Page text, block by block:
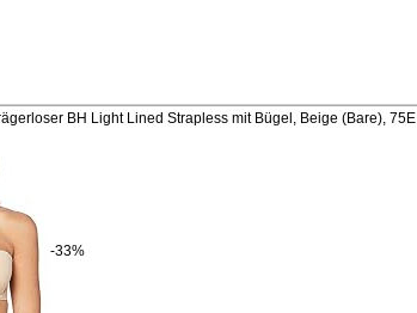
BH Light Lined Strapless mit Bügel, Beige (Bare), 75E
-33%